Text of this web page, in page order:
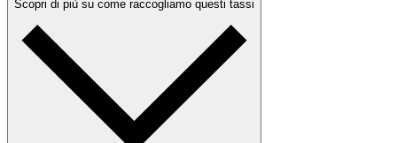
Scopri di più su come raccogliamo questi tassi